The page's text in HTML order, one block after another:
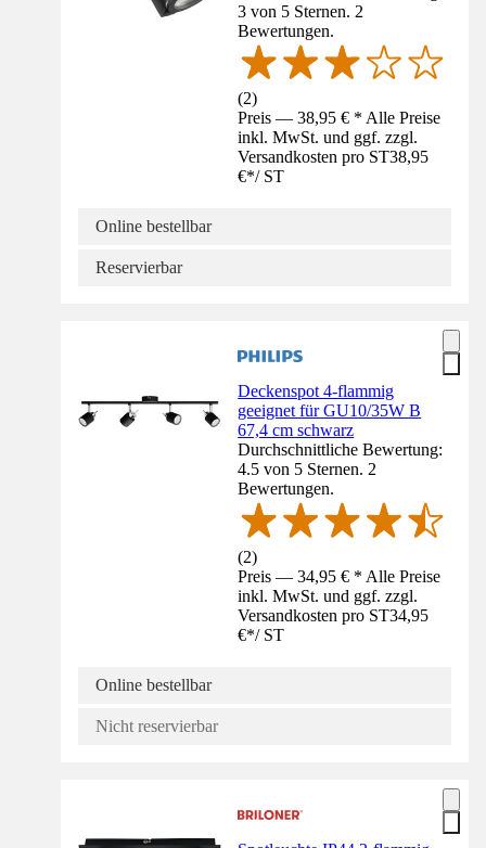
3 von 5 Sternen. 2
Bewertungen.
(2)
Preis — 38,95 € * Alle Preise
inkl. MwSt. und ggf. zzgl.
Versandkosten pro ST38,95
€*/ ST
Online bestellbar
Reservierbar
Deckenspot 4-flammig
geeignet für GU10/35W B
67,4 cm schwarz
Durchschnittliche Bewertung:
4.5 von 5 Sternen. 2
Bewertungen.
(2)
Preis — 34,95 € * Alle Preise
inkl. MwSt. und ggf. zzgl.
Versandkosten pro ST34,95
€*/ ST
Online bestellbar
Nicht reservierbar